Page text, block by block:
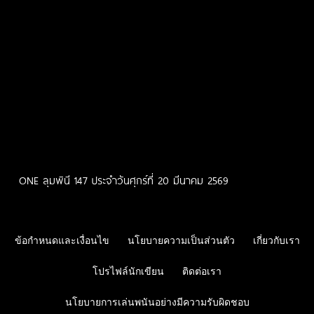
ONE ลุมพินี 147 ประจำวันศุกร์ที่ 20 มีนาคม 2569
ข้อกำหนดและเงื่อนไข นโยบายความเป็นส่วนตัว เกี่ยวกับเรา
โปรไฟล์นักเขียน ติดต่อเรา
นโยบายการเล่นพนันอย่างมีความรับผิดชอบ